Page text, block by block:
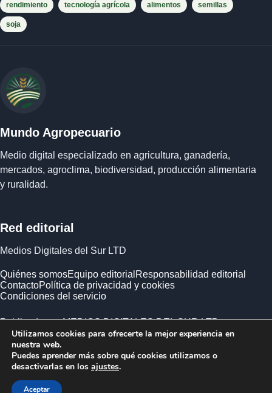
rendimiento tecnología agrícola alimentos semillas
soja
Mundo Agropecuario
Medio digital especializado en agricultura, ganadería,
mercados, agroclima, biodiversidad, producción alimentaria
y ruralidad.
Red editorial
Medios Digitales del Sur LTD
Quiénes somosEquipo editorial Responsabilidad editorial
ContactoPolítica de privacidad y cookies
Condiciones del servicio
Publicado por MEDIOS DIGITALES DEL SUR LTD ·
Empresa registrada en Inglaterra y Gales.
Utilizamos cookies para ofrecerte la mejor experiencia en
nuestra web.
Puedes aprender más sobre qué cookies utilizamos o
desactivarlas en los ajustes.
Aceptar